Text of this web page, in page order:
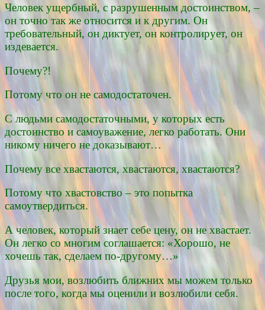
Человек ущербный, с разрушенным достоинством, –
он точно так же относится и к другим. Он
требовательный, он диктует, он контролирует, он
издевается.
Почему?!
Потому что он не самодостаточен.
С людьми самодостаточными, у которых есть
достоинство и самоуважение, легко работать. Они
никому ничего не доказывают…
Почему все хвастаются, хвастаются, хвастаются?
Потому что хвастовство – это попытка
самоутвердиться.
А человек, который знает себе цену, он не хвастает.
Он легко со многим соглашается: «Хорошо, не
хочешь так, сделаем по-другому…»
Друзья мои, возлюбить ближних мы можем только
после того, когда мы оценили и возлюбили себя.